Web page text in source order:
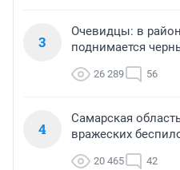
3
Очевидцы: в
поднимается
26 289 56
4
Самарская
вражеских
20 465 42